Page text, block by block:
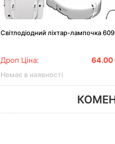
Світлодіодний ліхтар-лампочка
Дроп Ціна: 64.00
Немає в наявності